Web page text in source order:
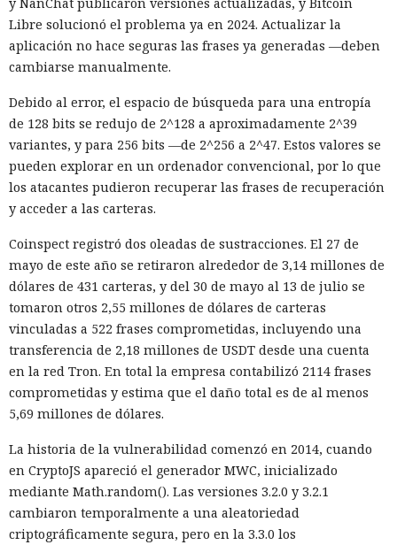
Libre solucionó el problema ya en 2024. Actualizar la
aplicación no hace seguras las frases ya generadas —deben
cambiarse manualmente.
Debido al error, el espacio de búsqueda para una entropía
de 128 bits se redujo de 2^128 a aproximadamente 2^39
variantes, y para 256 bits —de 2^256 a 2^47. Estos valores se
pueden explorar en un ordenador convencional, por lo que
los atacantes pudieron recuperar las frases de recuperación
y acceder a las carteras.
Coinspect registró dos oleadas de sustracciones. El 27 de
mayo de este año se retiraron alrededor de 3,14 millones de
dólares de 431 carteras, y del 30 de mayo al 13 de julio se
tomaron otros 2,55 millones de dólares de carteras
vinculadas a 522 frases comprometidas, incluyendo una
transferencia de 2,18 millones de USDT desde una cuenta
en la red Tron. En total la empresa contabilizó 2114 frases
comprometidas y estima que el daño total es de al menos
5,69 millones de dólares.
La historia de la vulnerabilidad comenzó en 2014, cuando
en CryptoJS apareció el generador MWC, inicializado
mediante Math.random(). Las versiones 3.2.0 y 3.2.1
cambiaron temporalmente a una aleatoriedad
criptográficamente segura, pero en la 3.3.0 los